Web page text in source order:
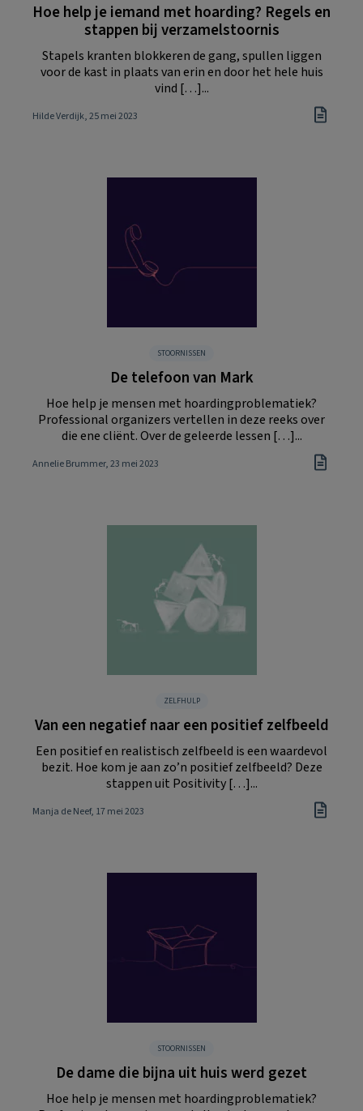
Hoe help je iemand met hoarding? Regels en
stappen bij verzamelstoornis
Stapels kranten blokkeren de gang, spullen liggen
voor de kast in plaats van erin en door het hele huis
vind […]...
Hilde Verdijk, 25 mei 2023
STOORNISSEN
De telefoon van Mark
Hoe help je mensen met hoardingproblematiek?
Professional organizers vertellen in deze reeks over
die ene cliënt. Over de geleerde lessen […]...
Annelie Brummer, 23 mei 2023
ZELFHULP
Van een negatief naar een positief zelfbeeld
Een positief en realistisch zelfbeeld is een waardevol
bezit. Hoe kom je aan zo’n positief zelfbeeld? Deze
stappen uit Positivity […]...
Manja de Neef, 17 mei 2023
STOORNISSEN
De dame die bijna uit huis werd gezet
Hoe help je mensen met hoardingproblematiek?